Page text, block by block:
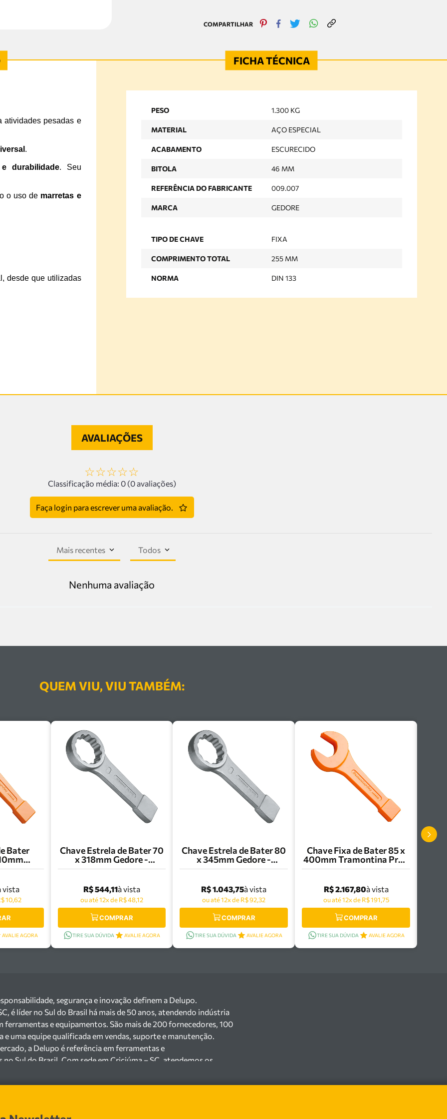
atividades pesadas e
.
durabilidade. Seu
o uso de marretas e
desde que utilizadas
PESO 1.300 KG
MATERIAL AÇO ESPECIAL
ACABAMENTO ESCURECIDO
BITOLA 46 MM
REFERÊNCIA DO FABRICANTE 009.007
MARCA GEDORE
TIPO DE CHAVE FIXA
COMPRIMENTO TOTAL 255 MM
NORMA DIN 133
AVALIAÇÕES
☆☆☆☆☆
Classificação média: 0 (0 avaliações)
Faça login para escrever uma avaliação.
Mais recentes Todos
Nenhuma avaliação
QUEM VIU, VIU TAMBÉM:
Bater
Pro -
vista
10,62
AVALIE AGORA
Chave Estrela de Bater 70
x 318mm Gedore -
010.012
R$ 544,11à vista
ou até 12x de R$ 48,12
COMPRAR
TIRE SUA DÚVIDA AVALIE AGORA
Chave Estrela de Bater 80
x 345mm Gedore -
010.014
R$ 1.043,75à vista
ou até 12x de R$ 92,32
COMPRAR
TIRE SUA DÚVIDA AVALIE AGORA
Chave Fixa de Bater 85 x
400mm Tramontina Pro -
44628/085
R$ 2.167,80à vista
ou até 12x de R$ 191,75
COMPRAR
TIRE SUA DÚVIDA AVALIE AGORA
segurança e inovação definem a Delupo.
é líder no Sul do Brasil há mais de 50 anos, atendendo indústria
ferramentas e equipamentos. São mais de 200 fornecedores, 100
uma equipe qualificada em vendas, suporte e manutenção.
a Delupo é referência em ferramentas e
Sul do Brasil. Com sede em Criciúma – SC, atendemos os
200 fornecedores parceiros e um estoque com mais de